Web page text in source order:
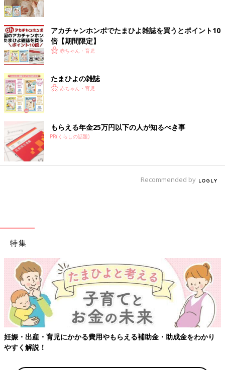
アカチャンホンポでたまひよ雑誌を買うとポイント10
倍【期間限定】
赤ちゃん・育児
たまひよの雑誌
赤ちゃん・育児
もらえる年金25万円以下の人が知るべき事
PR(くらしの話題)
Recommended by
特集
【ワクチン接種できるものも】妊婦の感染症対策、知っておい